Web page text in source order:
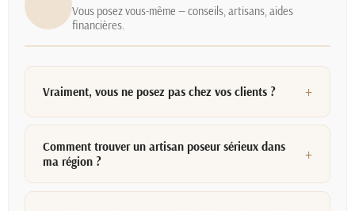
Vous posez vous-même — conseils, artisans, aides
financières.
Vraiment, vous ne posez pas chez vos clients ?
Comment trouver un artisan poseur sérieux dans
ma région ?